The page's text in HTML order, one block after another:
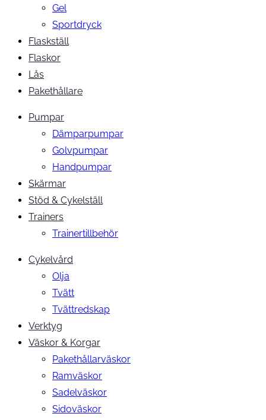
Gel
Sportdryck
Flaskställ
Flaskor
Lås
Pakethållare
Pumpar
Dämparpumpar
Golvpumpar
Handpumpar
Skärmar
Stöd & Cykelställ
Trainers
Trainertillbehör
Cykelvård
Olja
Tvätt
Tvättredskap
Verktyg
Väskor & Korgar
Pakethållarväskor
Ramväskor
Sadelväskor
Sidoväskor